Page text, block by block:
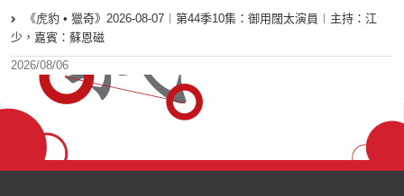
《虎豹 • 獵奇》2026-08-07︱第44季10集：御用闊太演員︱主持：江
少，嘉賓：蘇恩磁
2026/08/06